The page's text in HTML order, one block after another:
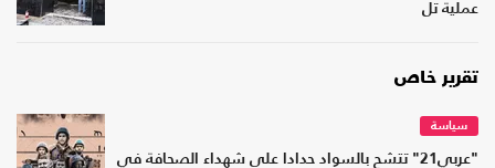
عملية تل
تقرير خاص
سياسة
"عربي21" تتشح بالسواد حدادا على شهداء الصحافة في